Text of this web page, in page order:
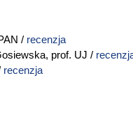
/ recenzja
prof. UJ /
recenzja